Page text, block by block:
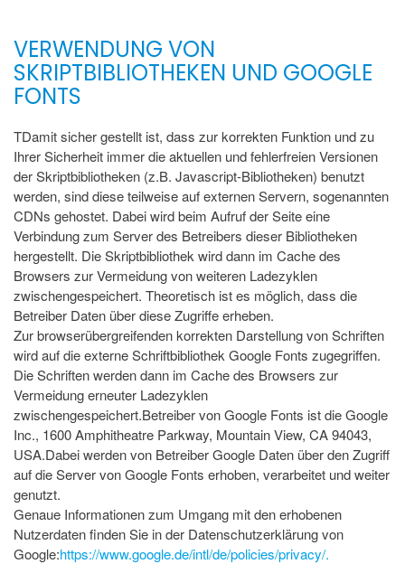
VERWENDUNG VON
SKRIPTBIBLIOTHEKEN UND GOOGLE
FONTS
TDamit sicher gestellt ist, dass zur korrekten Funktion und zu
Ihrer Sicherheit immer die aktuellen und fehlerfreien Versionen
der Skriptbibliotheken (z.B. Javascript-Bibliotheken) benutzt
werden, sind diese teilweise auf externen Servern, sogenannten
CDNs gehostet. Dabei wird beim Aufruf der Seite eine
Verbindung zum Server des Betreibers dieser Bibliotheken
hergestellt. Die Skriptbibliothek wird dann im Cache des
Browsers zur Vermeidung von weiteren Ladezyklen
zwischengespeichert. Theoretisch ist es möglich, dass die
Betreiber Daten über diese Zugriffe erheben.
Zur browserübergreifenden korrekten Darstellung von Schriften
wird auf die externe Schriftbibliothek Google Fonts zugegriffen.
Die Schriften werden dann im Cache des Browsers zur
Vermeidung erneuter Ladezyklen
zwischengespeichert.Betreiber von Google Fonts ist die Google
Inc., 1600 Amphitheatre Parkway, Mountain View, CA 94043,
USA.Dabei werden von Betreiber Google Daten über den Zugriff
auf die Server von Google Fonts erhoben, verarbeitet und weiter
genutzt.
Genaue Informationen zum Umgang mit den erhobenen
Nutzerdaten finden Sie in der Datenschutzerklärung von
Google:https://www.google.de/intl/de/policies/privacy/.